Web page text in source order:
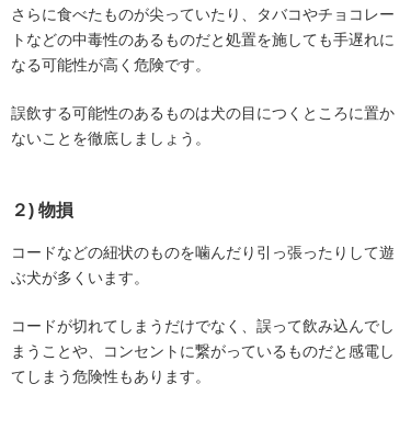
さらに食べたものが尖っていたり、タバコやチョコレー
トなどの中毒性のあるものだと処置を施しても手遅れに
なる可能性が高く危険です。
誤飲する可能性のあるものは犬の目につくところに置か
ないことを徹底しましょう。
２) 物損
コードなどの紐状のものを噛んだり引っ張ったりして遊
ぶ犬が多くいます。
コードが切れてしまうだけでなく、誤って飲み込んでし
まうことや、コンセントに繋がっているものだと感電し
てしまう危険性もあります。